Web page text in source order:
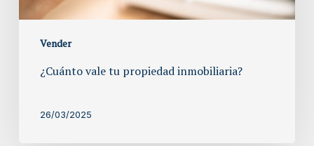
Vender
¿Cuánto vale tu propiedad inmobiliaria?
26/03/2025